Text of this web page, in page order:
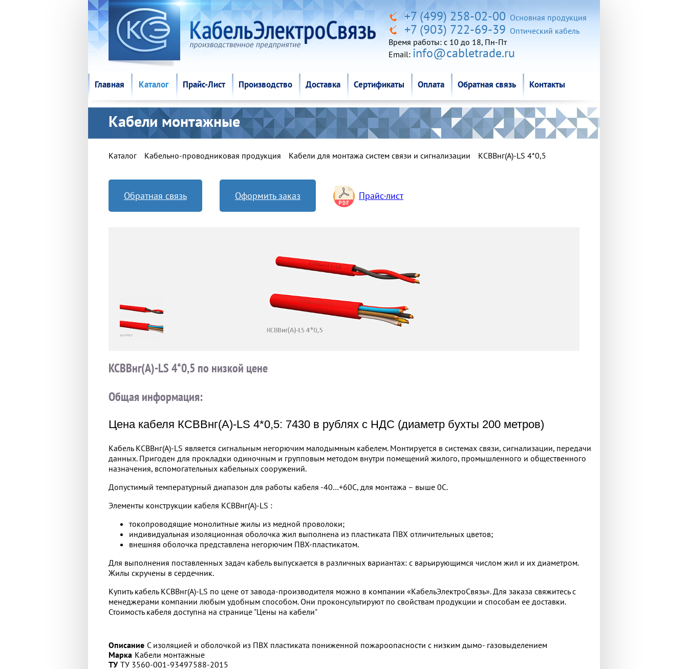
+7 (499) 258-02-00 Основная продукция
+7 (903) 722-69-39 Оптический кабель
Время работы: c 10 до 18, Пн-Пт
Email: info@cabletrade.ru
Главная Каталог Прайс-Лист Производство Доставка Сертификаты Оплата Обратная связь
Главная Каталог Прайс-Лист Производство Доставка Сертификаты Оплата Обратная связь Контакты
Кабели монтажные
Каталог Кабельно-проводниковая продукция Кабели для монтажа систем связи и сигнализации КСВВнг(А)-LS 4*0,5
Обратная связь Оформить заказ Прайс-лист
КСВВнг(А)-LS 4*0,5 по низкой цене
Общая информация:
Цена кабеля КСВВнг(А)-LS 4*0,5: 7430 в рублях с НДС (диаметр бухты 200 метров)
Кабель КСВВнг(А)-LS является сигнальным негорючим малодымным кабелем. Монтируется в системах связи, сигнализации, передачи
данных. Пригоден для прокладки одиночным и групповым методом внутри помещений жилого, промышленного и общественного
назначения, вспомогательных кабельных сооружений.
Допустимый температурный диапазон для работы кабеля -40…+60С, для монтажа – выше 0С.
Элементы конструкции кабеля КСВВнг(А)-LS :
токопроводящие монолитные жилы из медной проволоки;
индивидуальная изоляционная оболочка жил выполнена из пластиката ПВХ отличительных цветов;
внешняя оболочка представлена негорючим ПВХ-пластикатом.
Для выполнения поставленных задач кабель выпускается в различных вариантах: с варьирующимся числом жил и их диаметром.
Жилы скручены в сердечник.
Купить кабель КСВВнг(А)-LS по цене от завода-производителя можно в компании «КабельЭлектроСвязь». Для заказа свяжитесь с
менеджерами компании любым удобным способом. Они проконсультируют по свойствам продукции и способам ее доставки.
Стоимость кабеля доступна на странице "Цены на кабели"
Описание С изоляцией и оболочкой из ПВХ пластиката пониженной пожароопасности с низким дымо- газовыделением
Марка Кабели монтажные
ТУ ТУ 3560-001-93497588-2015